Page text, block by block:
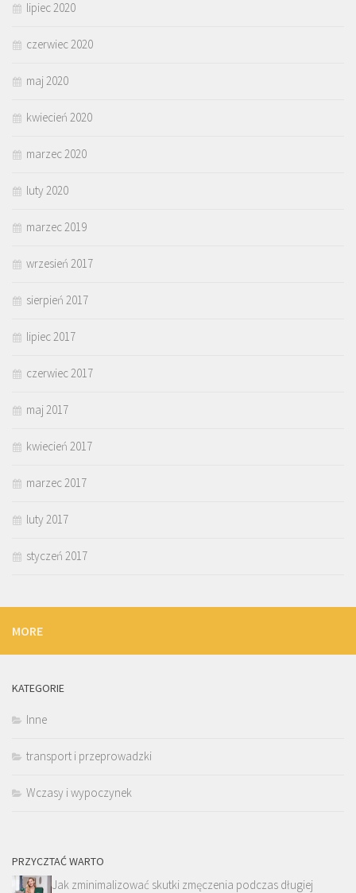
lipiec 2020
czerwiec 2020
maj 2020
kwiecień 2020
marzec 2020
luty 2020
marzec 2019
wrzesień 2017
sierpień 2017
lipiec 2017
czerwiec 2017
maj 2017
kwiecień 2017
marzec 2017
luty 2017
styczeń 2017
MORE
KATEGORIE
Inne
transport i przeprowadzki
Wczasy i wypoczynek
PRZYCZTAĆ WARTO
Jak zminimalizować skutki zmęczenia podczas długiej